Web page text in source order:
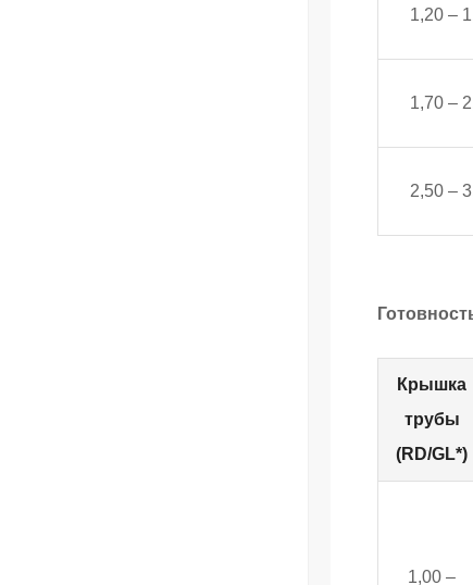
1,20 –
1,70 –
2,50 –
Крышка
трубы
(RD/GL*)
1,00 –